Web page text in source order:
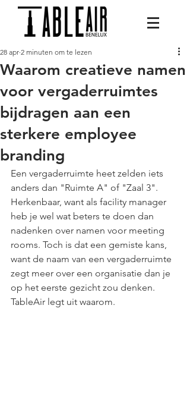
Waarom creatieve namen
voor vergaderruimtes
bijdragen aan een
sterkere employee
branding
28 apr 2 minuten om te lezen
Een vergaderruimte heet zelden iets
anders dan "Ruimte A" of "Zaal 3".
Herkenbaar, want als facility manager
heb je wel wat beters te doen dan
nadenken over namen voor meeting
rooms. Toch is dat een gemiste kans,
want de naam van een vergaderruimte
zegt meer over een organisatie dan je
op het eerste gezicht zou denken.
TableAir legt uit waarom.